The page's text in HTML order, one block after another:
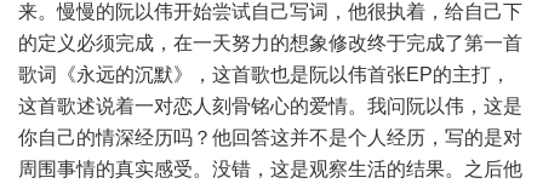
来。慢慢的阮以伟开始尝试自己写词，他很执着，给自己下
的定义必须完成，在一天努力的想象修改终于完成了第一首
歌词《永远的沉默》，这首歌也是阮以伟首张EP的主打，
这首歌述说着一对恋人刻骨铭心的爱情。我问阮以伟，这是
你自己的情深经历吗？他回答这并不是个人经历，写的是对
周围事情的真实感受。没错，这是观察生活的结果。之后他